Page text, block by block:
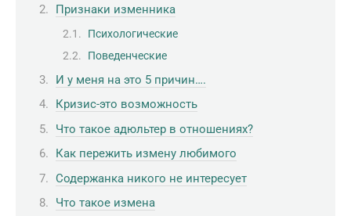
Признаки изменника
Психологические
Поведенческие
И у меня на это 5 причин….
Кризис-это возможность
Что такое адюльтер в отношениях?
Как пережить измену любимого
Содержанка никого не интересует
Что такое измена